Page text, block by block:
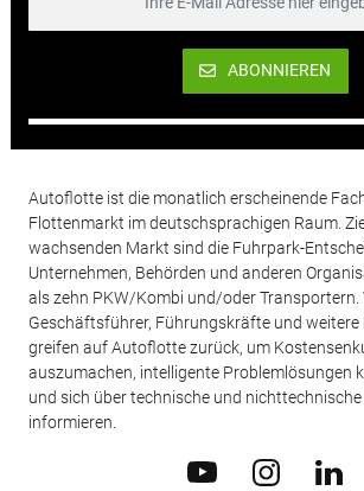
ABONNIEREN
Autoflotte ist die monatlich erscheinende
Flottenmarkt im deutschsprachigen Raum.
wachsenden Markt sind die Fuhrpark-
Unternehmen, Behörden und anderen
als zehn PKW/Kombi und/oder Transportern.
Geschäftsführer, Führungskräfte und weitere
greifen auf Autoflotte zurück, um
auszumachen, intelligente Problemlösungen
und sich über technische und
informieren.